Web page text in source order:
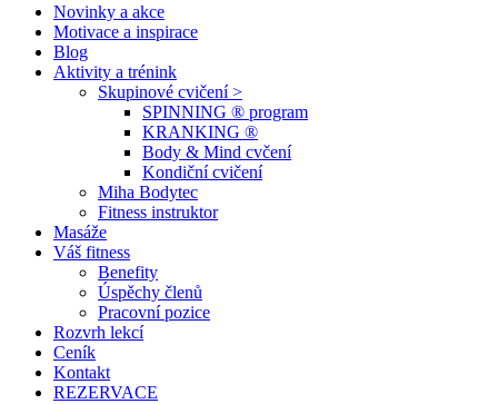
Novinky a akce
Motivace a inspirace
Blog
Aktivity a trénink
Skupinové cvičení >
SPINNING ® program
KRANKING ®
Body & Mind cvčení
Kondiční cvičení
Miha Bodytec
Fitness instruktor
Masáže
Váš fitness
Benefity
Úspěchy členů
Pracovní pozice
Rozvrh lekcí
Ceník
Kontakt
REZERVACE